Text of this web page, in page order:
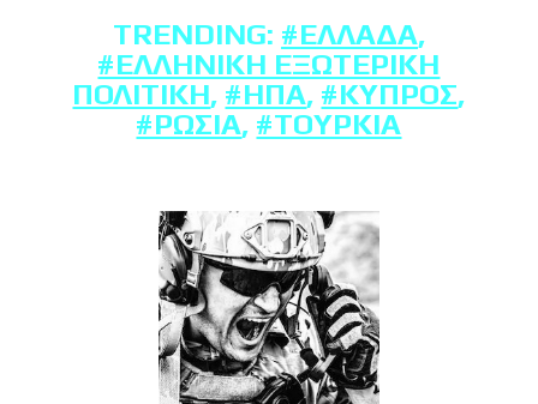
TRENDING: #ΕΛΛΆΔΑ,
#ΕΛΛΗΝΙΚΉ ΕΞΩΤΕΡΙΚΉ
ΠΟΛΙΤΙΚΉ, #ΗΠΑ, #ΚΎΠΡΟΣ,
#ΡΩΣΊΑ, #ΤΟΥΡΚΊΑ